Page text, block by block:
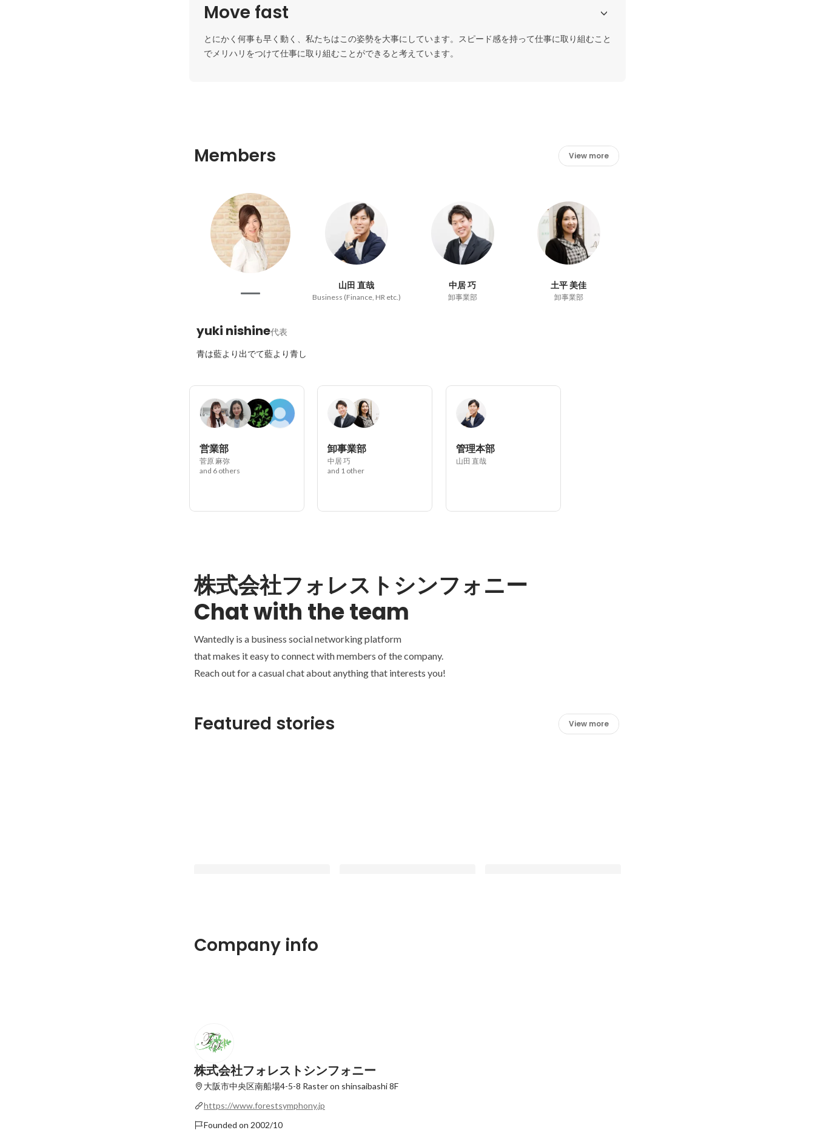
Move fast
とにかく何事も早く動く、私たちはこの姿勢を大事にしています。スピード感を持って仕事に取り組むこと
でメリハリをつけて仕事に取り組むことができると考えています。
Members View more
山田 直哉
Business (Finance, HR etc.)
中居 巧
卸事業部
土平 美佳
卸事業部
yuki nishine代表
青は藍より出でて藍より青し
営業部
菅原 麻弥
and 6 others
卸事業部
中居 巧
and 1 other
管理本部
山田 直哉
株式会社フォレストシンフォニー
Chat with the team
Wantedly is a business social networking platform
that makes it easy to connect with members of the company.
Reach out for a casual chat about anything that interests you!
Featured stories View more
【フォレストシンフォニーの実態大
公開！】後編
Company info
株式会社フォレストシンフォニー
大阪市中央区南船場4-5-8 Raster on shinsaibashi 8F
https://www.forestsymphony.jp
Founded on 2002/10